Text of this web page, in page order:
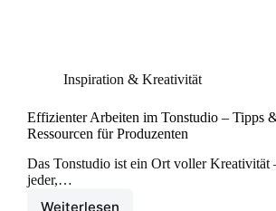
Inspiration & Kreativität
Effizienter Arbeiten im Tonstudio – Tipps
Ressourcen für Produzenten
Das Tonstudio ist ein Ort voller Kreativität
jeder,…
Weiterlesen